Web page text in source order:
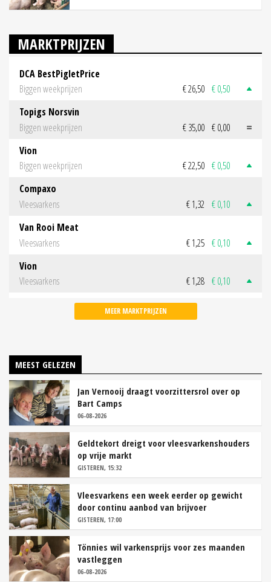
MARKTPRIJZEN
DCA BestPigletPrice
Biggen weekprijzen
€ 26,50 € 0,50
Topigs Norsvin
Biggen weekprijzen
€ 35,00 € 0,00
Vion
Biggen weekprijzen
€ 22,50 € 0,50
Compaxo
Vleesvarkens
€ 1,32 € 0,10
Van Rooi Meat
Vleesvarkens
€ 1,25 € 0,10
Vion
Vleesvarkens
€ 1,28 € 0,10
MEER MARKTPRIJZEN
MEEST GELEZEN
Jan Vernooij draagt voorzittersrol over op
Bart Camps
06-08-2026
Geldtekort dreigt voor vleesvarkenshouders
op vrije markt
GISTEREN, 15:32
Vleesvarkens een week eerder op gewicht
door continu aanbod van brijvoer
GISTEREN, 17:00
Tönnies wil varkensprijs voor zes maanden
vastleggen
06-08-2026